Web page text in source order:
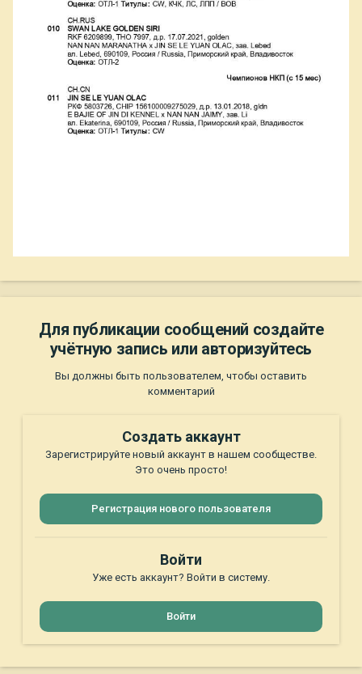
Для публикации сообщений создайте
учётную запись или авторизуйтесь
Вы должны быть пользователем, чтобы оставить
комментарий
Создать аккаунт
Зарегистрируйте новый аккаунт в нашем сообществе.
Это очень просто!
Регистрация нового пользователя
Войти
Уже есть аккаунт? Войти в систему.
Войти